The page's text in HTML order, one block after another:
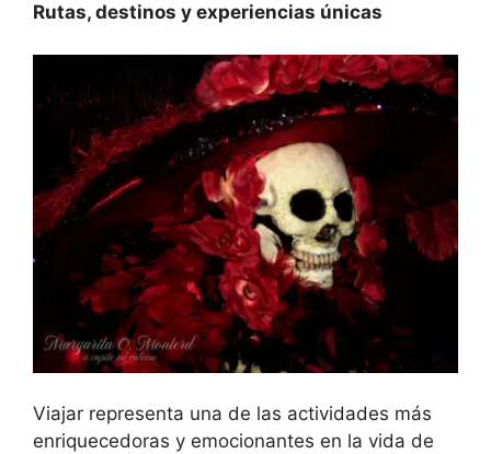
Rutas, destinos y experiencias únicas
Viajar representa una de las actividades más
enriquecedoras y emocionantes en la vida de